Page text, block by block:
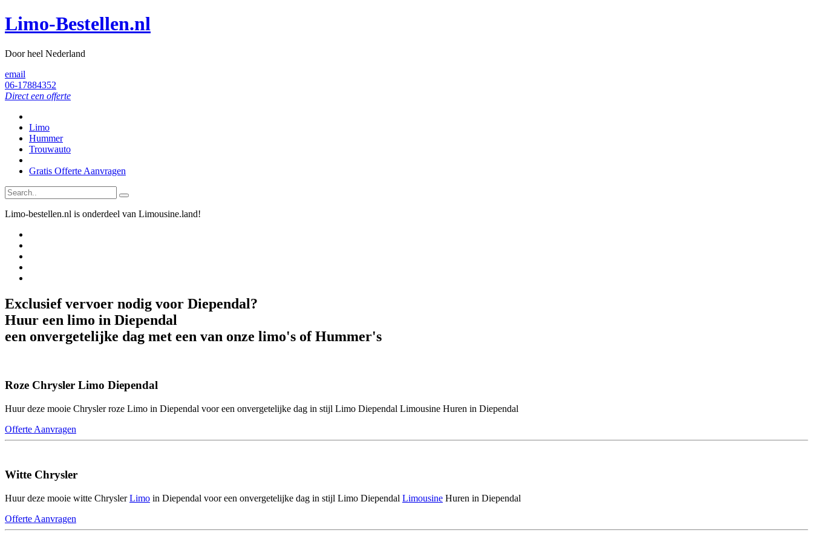
Limo-Bestellen.nl
Door heel Nederland
email
06-17884352
Direct een offerte
Limo
Hummer
Trouwauto
Gratis Offerte Aanvragen
Limo-bestellen.nl is onderdeel van Limousine.land!
Exclusief vervoer nodig voor Diependal?
Huur een limo in Diependal
een onvergetelijke dag met een van onze limo's of Hummer's
Roze Chrysler Limo Diependal
Huur deze mooie Chrysler roze Limo in Diependal voor een onvergetelijke dag in stijl Limo Diependal Limousine Huren in Diependal
Offerte Aanvragen
Witte Chrysler
Huur deze mooie witte ChryslerLimo in Diependal voor een onvergetelijke dag in stijl Limo Diependal Limousine Huren in Diependal
Offerte Aanvragen